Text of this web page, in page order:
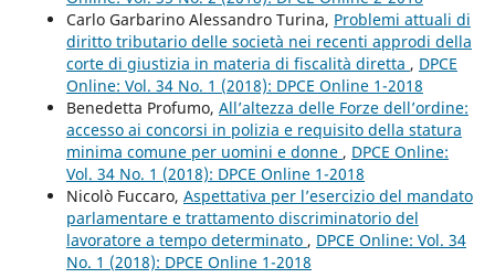
Carlo Garbarino Alessandro Turina, Problemi attuali di
diritto tributario delle società nei recenti approdi della
corte di giustizia in materia di fiscalità diretta , DPCE
Online: Vol. 34 No. 1 (2018): DPCE Online 1-2018
Benedetta Profumo, All’altezza delle Forze dell’ordine:
accesso ai concorsi in polizia e requisito della statura
minima comune per uomini e donne , DPCE Online:
Vol. 34 No. 1 (2018): DPCE Online 1-2018
Nicolò Fuccaro, Aspettativa per l’esercizio del mandato
parlamentare e trattamento discriminatorio del
lavoratore a tempo determinato , DPCE Online: Vol. 34
No. 1 (2018): DPCE Online 1-2018